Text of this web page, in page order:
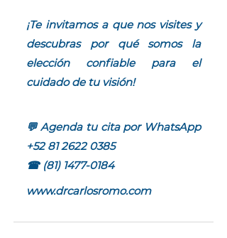
¡Te invitamos a que nos visites y
descubras por qué somos la
elección confiable para el
cuidado de tu visión!
💬 Agenda tu cita por WhatsApp
+52 81 2622 0385
☎ (81) 1477-0184
www.drcarlosromo.com